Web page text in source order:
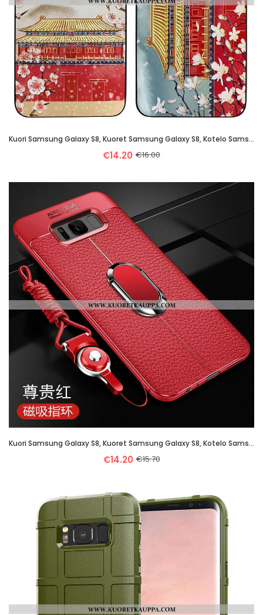
Kuori Samsung Galaxy S8, Kuoret Samsung Galaxy S8, Kotelo Samsung Galaxy S8 Silikoni Suojaus Kiinala
€14.20 €16.00
Kuori Samsung Galaxy S8, Kuoret Samsung Galaxy S8, Kotelo Samsung Galaxy S8 Suojaus Nahkakuori Murtu
€14.20 €15.70